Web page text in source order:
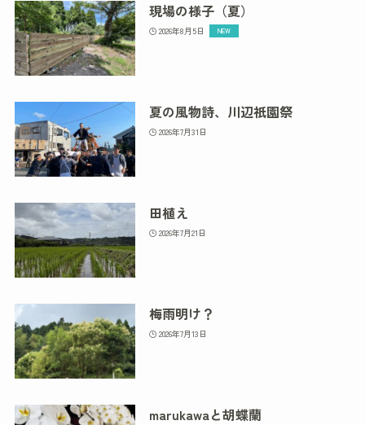
現場の様子（夏）
2026年8月5日
夏の風物詩、川辺祇園祭
2026年7月31日
田植え
2026年7月21日
梅雨明け？
2026年7月13日
marukawaと胡蝶蘭